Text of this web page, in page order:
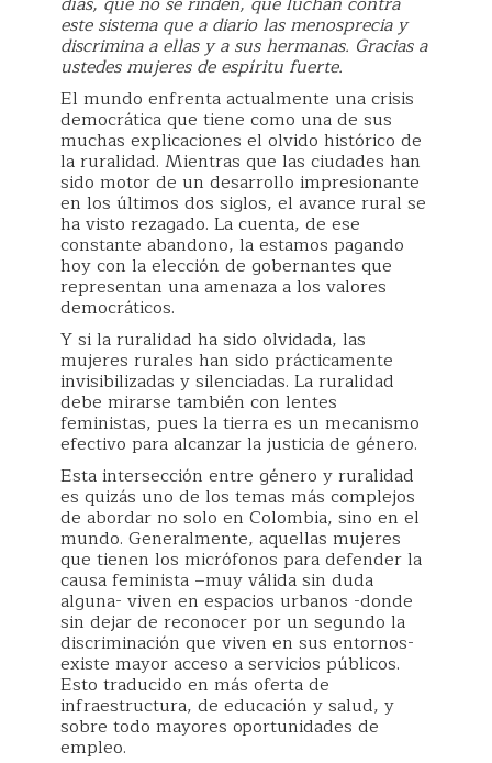
este sistema que a diario las menosprecia y
discrimina a ellas y a sus hermanas. Gracias a
ustedes mujeres de espíritu fuerte.
El mundo enfrenta actualmente una crisis
democrática que tiene como una de sus
muchas explicaciones el olvido histórico de
la ruralidad. Mientras que las ciudades han
sido motor de un desarrollo impresionante
en los últimos dos siglos, el avance rural se
ha visto rezagado. La cuenta, de ese
constante abandono, la estamos pagando
hoy con la elección de gobernantes que
representan una amenaza a los valores
democráticos.
Y si la ruralidad ha sido olvidada, las
mujeres rurales han sido prácticamente
invisibilizadas y silenciadas. La ruralidad
debe mirarse también con lentes
feministas, pues la tierra es un mecanismo
efectivo para alcanzar la justicia de género.
Esta intersección entre género y ruralidad
es quizás uno de los temas más complejos
de abordar no solo en Colombia, sino en el
mundo. Generalmente, aquellas mujeres
que tienen los micrófonos para defender la
causa feminista –muy válida sin duda
alguna- viven en espacios urbanos -donde
sin dejar de reconocer por un segundo la
discriminación que viven en sus entornos-
existe mayor acceso a servicios públicos.
Esto traducido en más oferta de
infraestructura, de educación y salud, y
sobre todo mayores oportunidades de
empleo.